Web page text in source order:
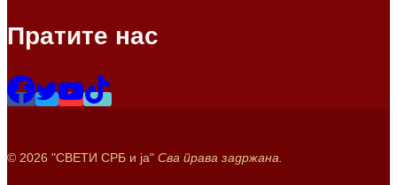
Пратите нас
© 2026 "СВЕТИ СРБ и ја" Сва права задржана.